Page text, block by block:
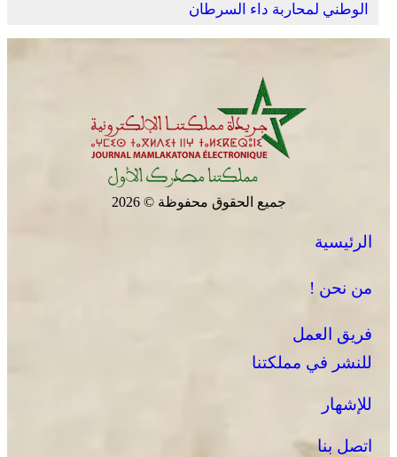
الوطني لمحاربة داء السرطان
جميع الحقوق محفوظة © 2026
الرئيسية
من نحن !
فريق العمل
للنشر في مملكتنا
للإشهار
اتصل بنا